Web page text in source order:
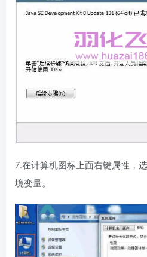
7.在计算机图标上面右键属性，
境变量。